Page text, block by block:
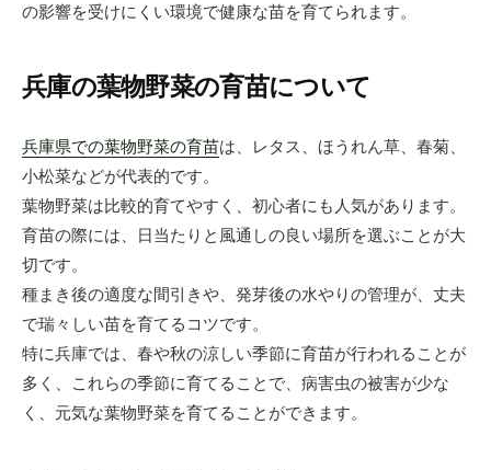
の影響を受けにくい環境で健康な苗を育てられます。
兵庫の葉物野菜の育苗について
兵庫県での葉物野菜の育苗は、レタス、ほうれん草、春菊、
小松菜などが代表的です。
葉物野菜は比較的育てやすく、初心者にも人気があります。
育苗の際には、日当たりと風通しの良い場所を選ぶことが大
切です。
種まき後の適度な間引きや、発芽後の水やりの管理が、丈夫
で瑞々しい苗を育てるコツです。
特に兵庫では、春や秋の涼しい季節に育苗が行われることが
多く、これらの季節に育てることで、病害虫の被害が少な
く、元気な葉物野菜を育てることができます。